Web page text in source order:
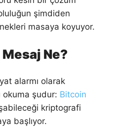
şimdiden
masaya koyuyor.
Mesaj Ne?
alarmı olarak
okuma şudur: Bitcoin
kriptografi
başlıyor.